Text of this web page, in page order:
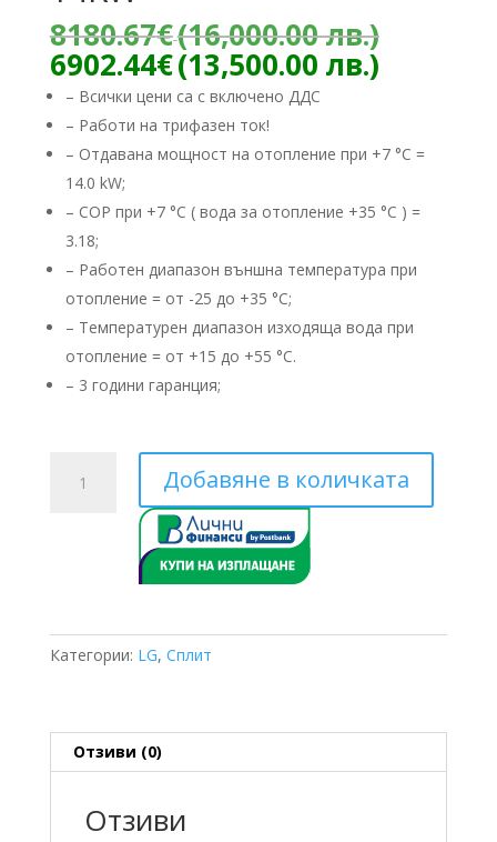
8180.67€(16,000.00 лв.)
лв.).
6902.44€(13,500.00 лв.)
– Всички цени са с включено ДДС
– Работи на трифазен ток!
– Отдавана мощност на отопление при +7 °C =
14.0 kW;
– COP при +7 °C ( вода за отопление +35 °C ) =
3.18;
– Работен диапазон външна температура при
отопление = от -25 до +35 °C;
– Температурен диапазон изходяща вода при
отопление = от +15 до +55 °C.
– 3 години гаранция;
HN1636.NK5
Добавяне в количката
Категории: LG, Сплит
Отзиви (0)
Отзиви